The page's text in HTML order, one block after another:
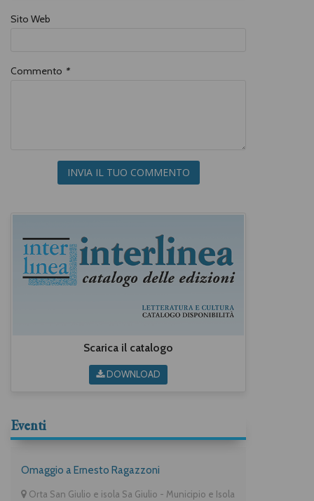
Sito Web
Commento *
INVIA IL TUO COMMENTO
Scarica il catalogo
DOWNLOAD
Eventi
Omaggio a Ernesto Ragazzoni
Orta San Giulio e isola Sa Giulio - Municipio e Isola